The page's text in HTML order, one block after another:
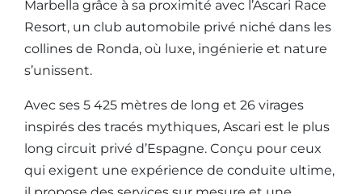
Marbella grâce à sa proximité avec l’Ascari Race
Resort, un club automobile privé niché dans les
collines de Ronda, où luxe, ingénierie et nature
s’unissent.
Avec ses 5 425 mètres de long et 26 virages
inspirés des tracés mythiques, Ascari est le plus
long circuit privé d’Espagne. Conçu pour ceux
qui exigent une expérience de conduite ultime,